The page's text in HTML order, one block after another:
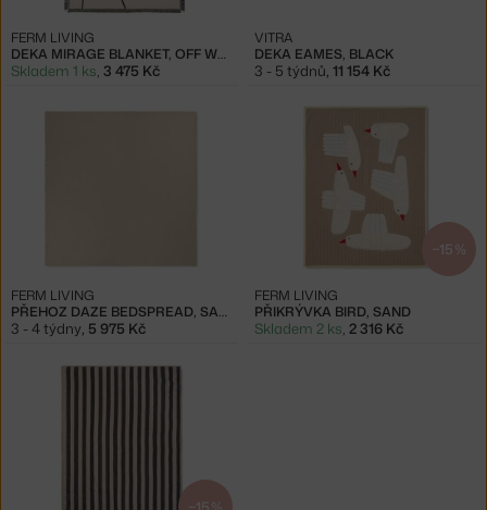
DEKA MIRAGE BLANKET, OFF WHITE
FERM LIVING
Skladem 1 ks, 3 475 Kč
DEKA EAMES, BLACK
VITRA
3 - 5 týdnů, 11 154 Kč
PŘEHOZ DAZE BEDSPREAD, SAND
FERM LIVING
3 - 4 týdny, 5 975 Kč
−15 %
PŘIKRÝVKA BIRD, SAND
FERM LIVING
Skladem 2 ks, 2 316 Kč